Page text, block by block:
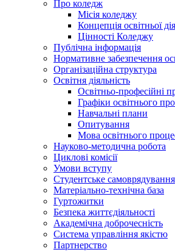
Про коледж
Місія коледжу
Концепція освітньої
Цінності Коледжу
Публічна інформація
Нормативне забезпечення
Організаційна структура
Освітня діяльність
Освітньо-професійні
Графіки освітнього
Навчальні плани
Опитування
Мова освітнього
Науково-методична робота
Циклові комісії
Умови вступу
Студентське самоврядування
Матеріально-технічна база
Гуртожитки
Безпека життєдіяльності
Академічна доброчесність
Система управління якістю
Партнерство